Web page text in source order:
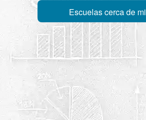
Escuelas cerca de mi